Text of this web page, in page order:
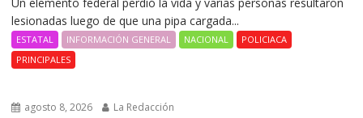
lesionadas luego de que una pipa cargada...
ESTATAL INFORMACIÓN GENERAL NACIONAL
POLICIACA
PRINCIPALES
agosto 8, 2026 La Redacción